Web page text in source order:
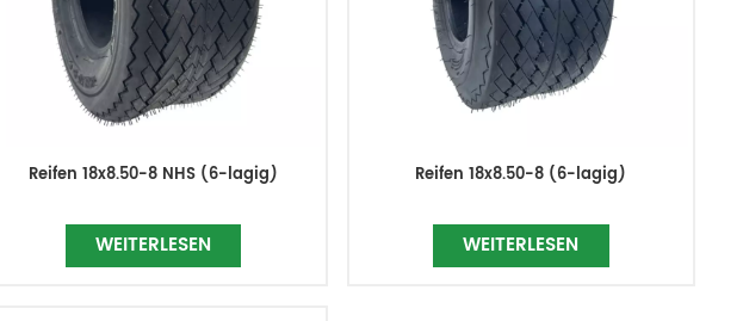
Reifen 18x8.50-8 NHS (6-lagig)
WEITERLESEN
Reifen 18x8.50-8 (6-lagig)
WEITERLESEN